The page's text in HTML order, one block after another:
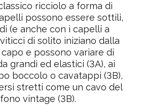
ricciolo a forma di
possono essere sottili,
(e anche con i capelli a
di solito iniziano dalla
e possono variare di
grandi ed elastici (3A), ai
boccolo o cavatappi (3B),
stretti come un cavo del
vintage (3B).